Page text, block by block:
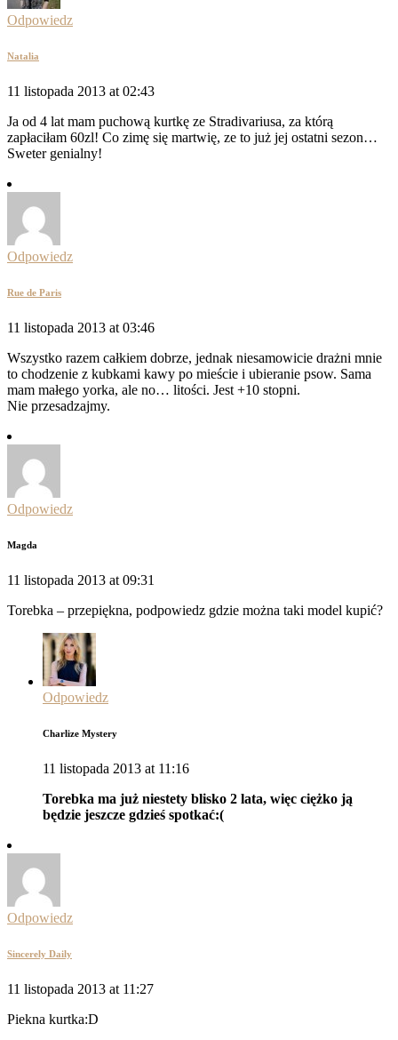
Odpowiedz
Natalia
11 listopada 2013 at 02:43
Ja od 4 lat mam puchową kurtkę ze Stradivariusa, za którą
zapłaciłam 60zl! Co zimę się martwię, ze to już jej ostatni sezon…
Sweter genialny!
Odpowiedz
Rue de Paris
11 listopada 2013 at 03:46
Wszystko razem całkiem dobrze, jednak niesamowicie drażni mnie
to chodzenie z kubkami kawy po mieście i ubieranie psow. Sama
mam małego yorka, ale no… litości. Jest +10 stopni.
Nie przesadzajmy.
Odpowiedz
Magda
11 listopada 2013 at 09:31
Torebka – przepiękna, podpowiedz gdzie można taki model kupić?
Odpowiedz
Charlize Mystery
11 listopada 2013 at 11:16
Torebka ma już niestety blisko 2 lata, więc ciężko ją
będzie jeszcze gdzieś spotkać:(
Odpowiedz
Sincerely Daily
11 listopada 2013 at 11:27
Piekna kurtka:D